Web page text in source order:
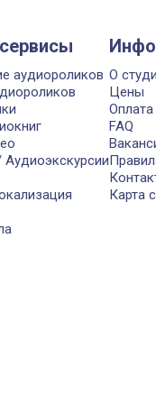
аудиороликов О
Цены
Оплата
FAQ
Карта